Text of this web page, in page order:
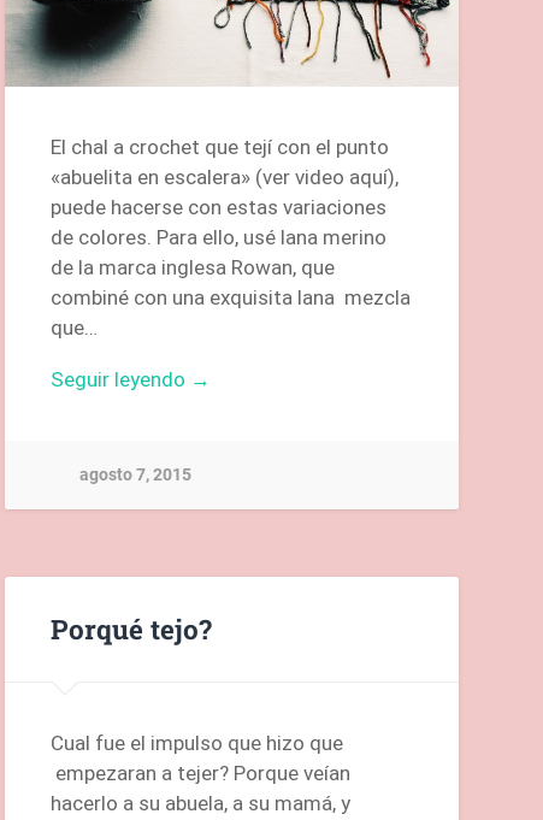
El chal a crochet que tejí con el punto
«abuelita en escalera» (ver video aquí),
puede hacerse con estas variaciones
de colores. Para ello, usé lana merino
de la marca inglesa Rowan, que
combiné con una exquisita lana mezcla
que…
Seguir leyendo →
agosto 7, 2015
Porqué tejo?
Cual fue el impulso que hizo que
empezaran a tejer? Porque veían
hacerlo a su abuela, a su mamá, y